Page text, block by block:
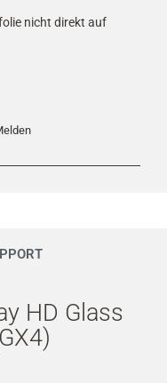
nicht direkt auf
HD Glass